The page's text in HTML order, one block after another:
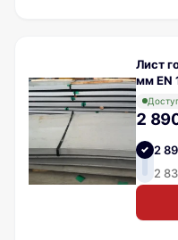
Лист
мм EN
2
2
2